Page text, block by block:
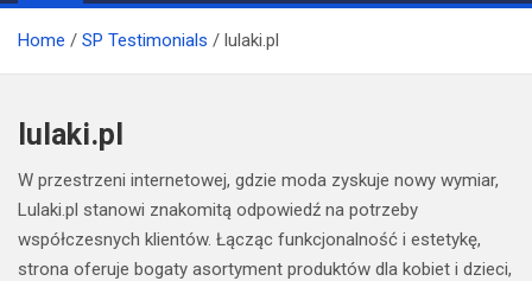
Home SP Testimonials lulaki.pl
lulaki.pl
W przestrzeni internetowej, gdzie moda zyskuje nowy wymiar,
Lulaki.pl stanowi znakomitą odpowiedź na potrzeby
współczesnych klientów. Łącząc funkcjonalność i estetykę,
strona oferuje bogaty asortyment produktów dla kobiet i dzieci,